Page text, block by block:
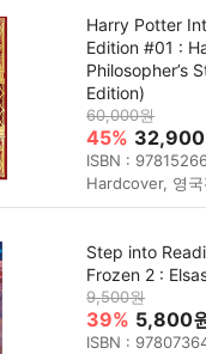
Harry Potter
Edition #01 :
Philosopher’s
Edition)
60,000원
45% 32,900
ISBN :
Hardcover, 영
Step into
Frozen 2 :
9,500원
39% 5,800
ISBN :